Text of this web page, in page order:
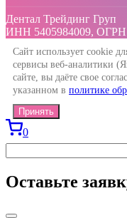
Дентал Трейдинг Груп
ИНН 5405984009, ОГРН
Сайт использует cookie
сервисы веб-аналитики
сайте, вы даёте свое
указанном в политике
Принять
0
Оставьте